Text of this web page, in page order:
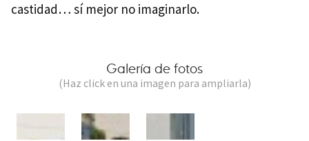
castidad… sí mejor no imaginarlo.
Galería de fotos
(Haz click en una imagen para ampliarla)